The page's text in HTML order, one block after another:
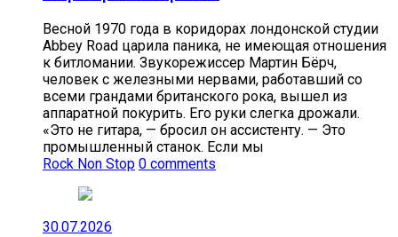
Весной 1970 года в коридорах лондонской студии
Abbey Road царила паника, не имеющая отношения
к битломании. Звукорежиссер Мартин Бёрч,
человек с железными нервами, работавший со
всеми грандами британского рока, вышел из
аппаратной покурить. Его руки слегка дрожали.
«Это не гитара, — бросил он ассистенту. — Это
промышленный станок. Если мы
Rock Non Stop 0 comments
30.07.2026